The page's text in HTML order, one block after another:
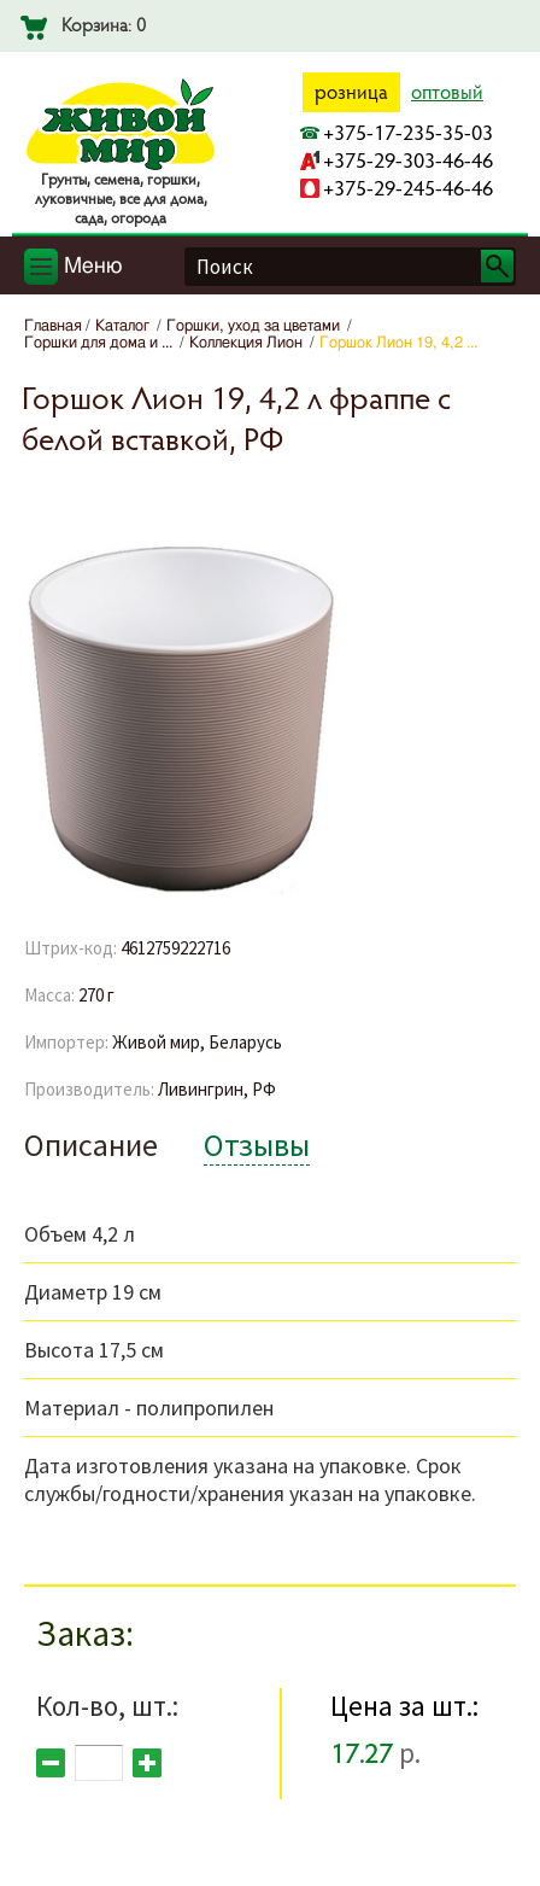
Корзина: 0
Гpyнты, ceмeнa, гopшки,
лyкoвичныe, вce для дoмa,
caдa, oгopoдa
розница оптовый
+375-17-235-35-03
+375-29-303-46-46
+375-29-245-46-46
Меню
Главная Каталог
Горшки, уход за цветами
Горшки для дома и ...
Коллекция Лион Горшок Лион 19, 4,2 ...
Горшок Лион 19, 4,2 л фраппе с
белой вставкой, РФ
Штрих-код: 4612759222716
Масса: 270 г
Импортер: Живой мир, Беларусь
Производитель: Ливингрин, РФ
Описание Отзывы
Объем 4,2 л
Диаметр 19 см
Высота 17,5 см
Материал - полипропилен
Дата изготовления указана на упаковке. Срок
службы/годности/хранения указан на упаковке.
Заказ
Кол-во, шт.:
Цена за шт.:
17.27 р.